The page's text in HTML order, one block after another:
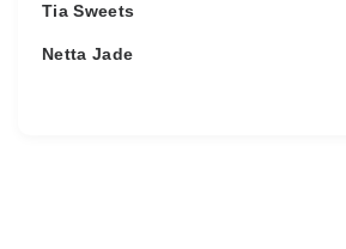
Tia Sweets
Netta Jade